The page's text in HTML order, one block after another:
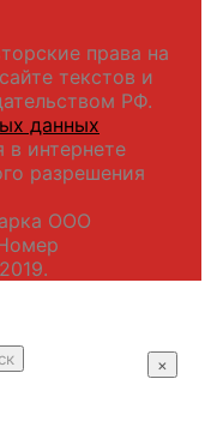
права на
текстов и
РФ.
данных
в интернете
разрешения
ООО
×